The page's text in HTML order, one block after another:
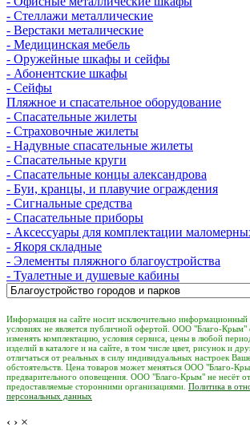
- Стеллажи металлические
- Верстаки металические
- Медицинская мебель
- Оружейные шкафы и сейфы
- Абонентские шкафы
- Сейфы
Пляжное и спасательное оборудование
- Спасательные жилеты
- Страховочные жилеты
- Надувные спасательные жилеты
- Спасательные круги
- Спасательные концы александрова
- Буи, кранцы, и плавучие ограждения
- Сигнальные средства
- Спасательные приборы
- Аксессуары для комплектации
- Якоря складные
- Элементы пляжного благоустройства
- Туалетные и душевые кабины
Информация на сайте носит исключительно информационный
условиях не является публичной офертой. ООО "Благо-Крым"
изменять комплектацию, условия сервиса, цены в любой
изделий в каталоге и на сайте, в том числе цвет, рисунок и
отличаться от реальных в силу индивидуальных настроек
обстоятельств. Цена товаров может меняться ООО "Благо-
предварительного оповещения. ООО "Благо-Крым" не несёт
предоставляемые сторонними организациями. Политика в
персональных данных
‹ › ×